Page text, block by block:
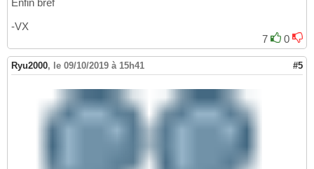
Enfin bref
-VX
7
0
Ryu2000, le 09/10/2019 à 15h41 #5